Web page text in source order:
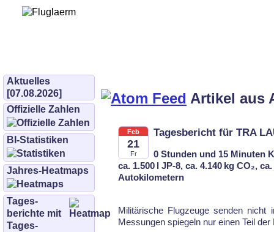
Aktuelles
[07.08.2026]
Offizielle Zahlen
BI-Statistiken
Jahres-Heatmaps
Tages­
berichte mit
Tages-
Artikel aus
Feb
21
Fr
Tagesbericht für TRA
0 Stunden und 15 Minuten
ca. 1.500 l JP-8, ca. 4.140 kg CO₂,
Autokilometern
Mi­li­tä­ri­sche Flug­zeu­ge sen­den nicht
Mes­sun­gen spie­geln nur ei­nen Teil der